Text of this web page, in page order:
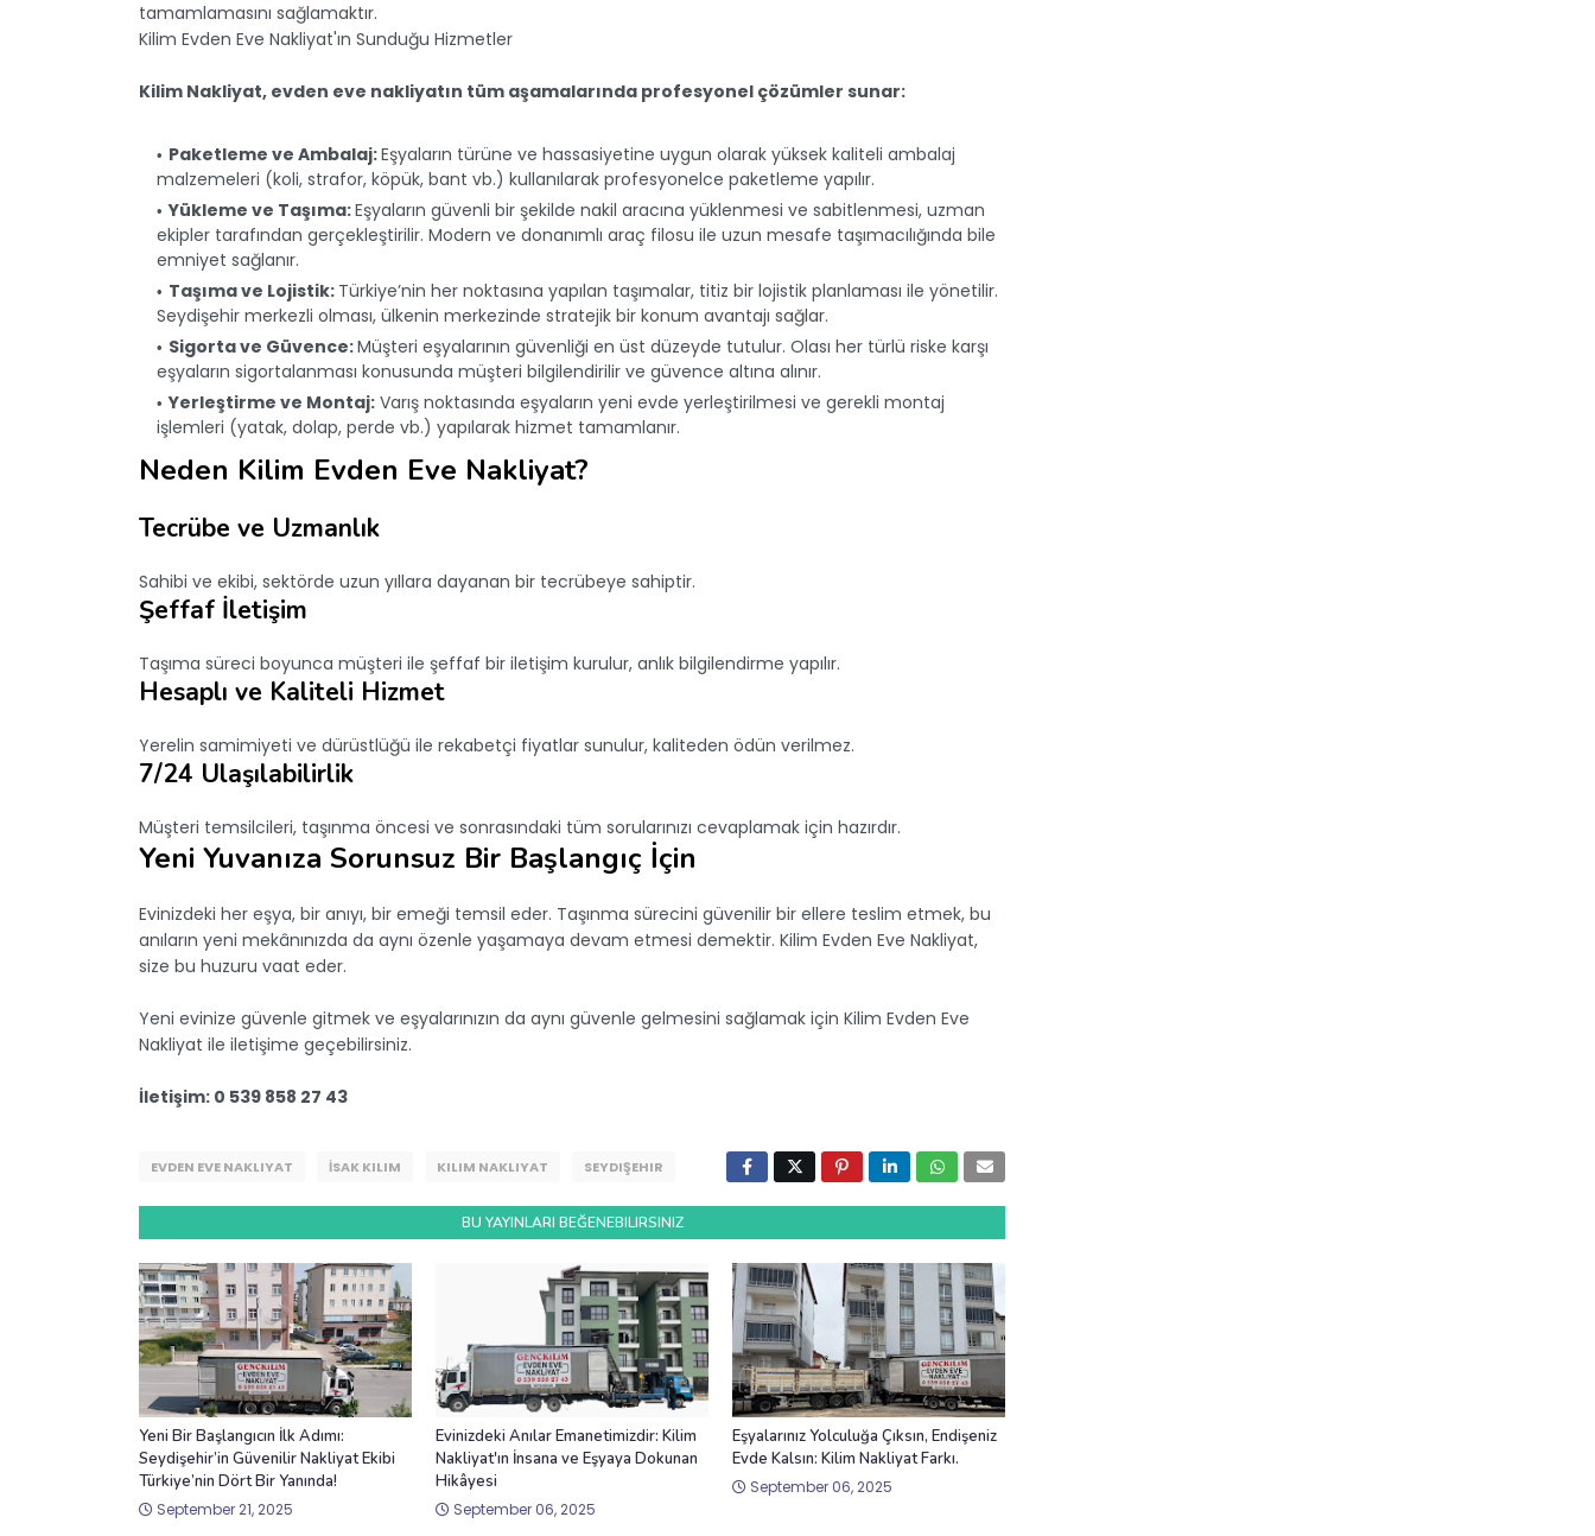
tamamlamasını sağlamaktır.
Kilim Evden Eve Nakliyat'ın Sunduğu Hizmetler
Kilim Nakliyat, evden eve nakliyatın tüm aşamalarında profesyonel çözümler sunar:
Paketleme ve Ambalaj:Eşyaların türüne ve hassasiyetine uygun olarak yüksek kaliteli ambalaj
malzemeleri (koli, strafor, köpük, bant vb.) kullanılarak profesyonelce paketleme yapılır.
Yükleme ve Taşıma:Eşyaların güvenli bir şekilde nakil aracına yüklenmesi ve sabitlenmesi, uzman
ekipler tarafından gerçekleştirilir. Modern ve donanımlı araç filosu ile uzun mesafe taşımacılığında bile
emniyet sağlanır.
Taşıma ve Lojistik: Türkiye’nin her noktasına yapılan taşımalar, titiz bir lojistik planlaması ile yönetilir.
Seydişehir merkezli olması, ülkenin merkezinde stratejik bir konum avantajı sağlar.
Sigorta ve Güvence:Müşteri eşyalarının güvenliği en üst düzeyde tutulur. Olası her türlü riske karşı
eşyaların sigortalanması konusunda müşteri bilgilendirilir ve güvence altına alınır.
Yerleştirme ve Montaj: Varış noktasında eşyaların yeni evde yerleştirilmesi ve gerekli montaj
işlemleri (yatak, dolap, perde vb.) yapılarak hizmet tamamlanır.
Neden Kilim Evden Eve Nakliyat?
Tecrübe ve Uzmanlık
Sahibi ve ekibi, sektörde uzun yıllara dayanan bir tecrübeye sahiptir.
Şeffaf İletişim
Taşıma süreci boyunca müşteri ile şeffaf bir iletişim kurulur, anlık bilgilendirme yapılır.
Hesaplı ve Kaliteli Hizmet
Yerelin samimiyeti ve dürüstlüğü ile rekabetçi fiyatlar sunulur, kaliteden ödün verilmez.
7/24 Ulaşılabilirlik
Müşteri temsilcileri, taşınma öncesi ve sonrasındaki tüm sorularınızı cevaplamak için hazırdır.
Yeni Yuvanıza Sorunsuz Bir Başlangıç İçin
Evinizdeki her eşya, bir anıyı, bir emeği temsil eder. Taşınma sürecini güvenilir bir ellere teslim etmek, bu
anıların yeni mekânınızda da aynı özenle yaşamaya devam etmesi demektir. Kilim Evden Eve Nakliyat,
size bu huzuru vaat eder.
Yeni evinize güvenle gitmek ve eşyalarınızın da aynı güvenle gelmesini sağlamak için Kilim Evden Eve
Nakliyat ile iletişime geçebilirsiniz.
İletişim: 0 539 858 27 43
EVDEN EVE NAKLIYAT İSAK KILIM KILIM NAKLIYAT SEYDIŞEHIR
BU YAYINLARI BEĞENEBILIRSINIZ
Yeni Bir Başlangıcın İlk Adımı:
Seydişehir’in Güvenilir Nakliyat Ekibi
Türkiye’nin Dört Bir Yanında!
September 21, 2025
Evinizdeki Anılar Emanetimizdir: Kilim
Nakliyat'ın İnsana ve Eşyaya Dokunan
Hikâyesi
September 06, 2025
Eşyalarınız Yolculuğa Çıksın, Endişeniz
Evde Kalsın: Kilim Nakliyat Farkı.
September 06, 2025